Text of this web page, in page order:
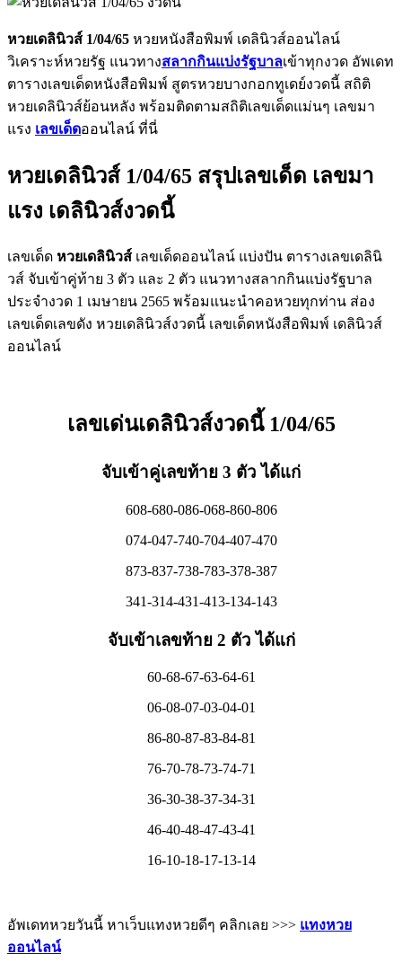
หวยเดลินิวส์ 1/04/65 หวยหนังสือพิมพ์ เดลินิวส์ออนไลน์
วิเคราะห์หวยรัฐ แนวทางสลากกินแบ่งรัฐบาลเข้าทุกงวด อัพเดท
ตารางเลขเด็ดหนังสือพิมพ์ สูตรหวยบางกอกทูเดย์งวดนี้ สถิติ
หวยเดลินิวส์ย้อนหลัง พร้อมติดตามสถิติเลขเด็ดแม่นๆ เลขมา
แรง เลขเด็ดออนไลน์ ที่นี่
หวยเดลินิวส์ 1/04/65 สรุปเลขเด็ด เลขมา
แรง เดลินิวส์งวดนี้
เลขเด็ด หวยเดลินิวส์ เลขเด็ดออนไลน์ แบ่งปัน ตารางเลขเดลินิ
วส์ จับเข้าคู่ท้าย 3 ตัว และ 2 ตัว แนวทางสลากกินแบ่งรัฐบาล
ประจำงวด 1 เมษายน 2565 พร้อมแนะนำคอหวยทุกท่าน ส่อง
เลขเด็ดเลขดัง หวยเดลินิวส์งวดนี้ เลขเด็ดหนังสือพิมพ์ เดลินิวส์
ออนไลน์
เลขเด่นเดลินิวส์งวดนี้ 1/04/65
จับเข้าคู่เลขท้าย 3 ตัว ได้แก่
608-680-086-068-860-806
074-047-740-704-407-470
873-837-738-783-378-387
341-314-431-413-134-143
จับเข้าเลขท้าย 2 ตัว ได้แก่
60-68-67-63-64-61
06-08-07-03-04-01
86-80-87-83-84-81
76-70-78-73-74-71
36-30-38-37-34-31
46-40-48-47-43-41
16-10-18-17-13-14
อัพเดทหวยวันนี้ หาเว็บแทงหวยดีๆ คลิกเลย >>> แทงหวย
ออนไลน์